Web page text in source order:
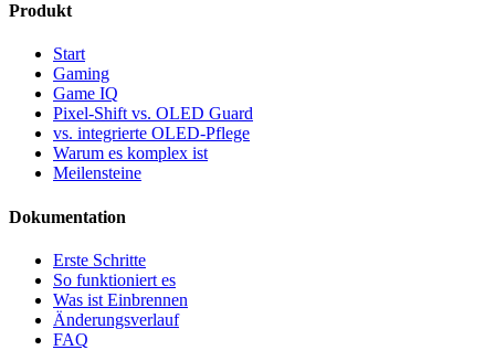
Produkt
Start
Gaming
Game IQ
Pixel-Shift vs. OLED Guard
vs. integrierte OLED-Pflege
Warum es komplex ist
Meilensteine
Dokumentation
Erste Schritte
So funktioniert es
Was ist Einbrennen
Änderungsverlauf
FAQ